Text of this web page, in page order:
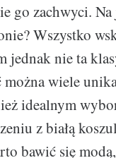
go zachwyci.
Wszystko
jednak nie ta
wiele
idealnym
z białą
bawić się